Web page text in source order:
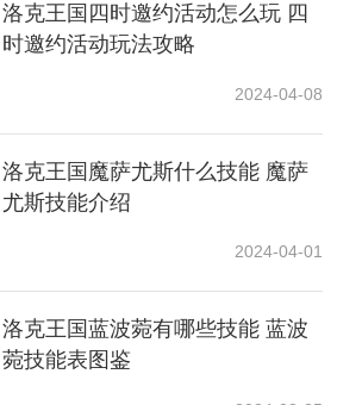
洛克王国四时邀约活动怎么玩 四
时邀约活动玩法攻略
2024-04-08
洛克王国魔萨尤斯什么技能 魔萨
尤斯技能介绍
2024-04-01
洛克王国蓝波菀有哪些技能 蓝波
菀技能表图鉴